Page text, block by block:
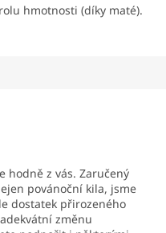
hmotnosti (díky maté).
hodně z vás. Zaručený
povánoční kila, jsme
dostatek přirozeného
změnu